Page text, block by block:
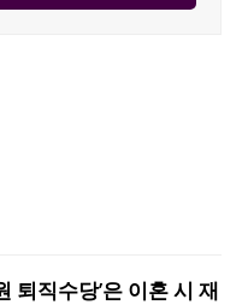
퇴직수당’은 이혼 시 재